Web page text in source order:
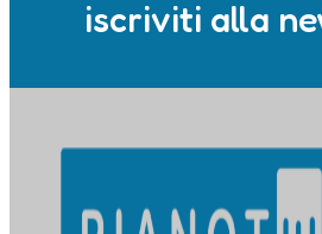
iscriviti alla